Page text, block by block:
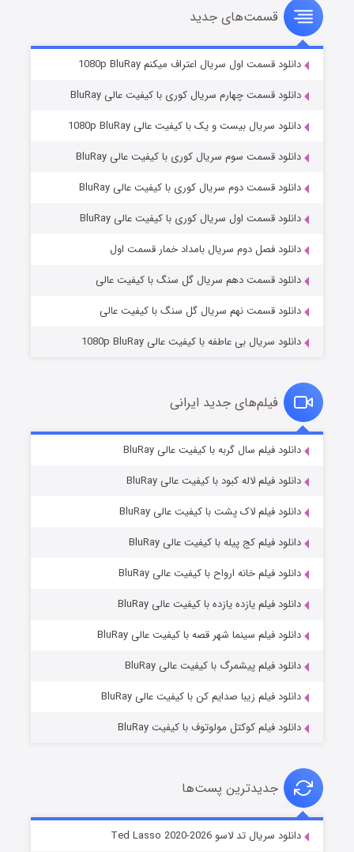
سریال زشت
قسمت۲ (زیرنویس) منتشر شد
مردگان متحرک: شهر مرده ۳
قسمت۲ (زیرنویس) منتشر شد
قسمت۷ (زیرنویس) منتشر شد
خاندان اژدها فصل ۳
قسمت‌های جدید
دانلود قسمت اول سریال اعتراف میکنم 1080p BluRay
دانلود قسمت چهارم سریال کوری با کیفیت عالی BluRay
دانلود سریال بیست و یک با کیفیت عالی 1080p BluRay
دانلود قسمت سوم سریال کوری با کیفیت عالی BluRay
دانلود قسمت دوم سریال کوری با کیفیت عالی BluRay
دانلود قسمت اول سریال کوری با کیفیت عالی BluRay
دانلود فصل دوم سریال بامداد خمار قسمت اول
دانلود قسمت دهم سریال گل سنگ با کیفیت عالی
دانلود قسمت نهم سریال گل سنگ با کیفیت عالی
دانلود سریال بی عاطفه با کیفیت عالی 1080p BluRay
فیلم‌های جدید ایرانی
دانلود فیلم سال گربه با کیفیت عالی BluRay
دانلود فیلم لاله کبود با کیفیت عالی BluRay
دانلود فیلم لاک پشت با کیفیت عالی BluRay
دانلود فیلم کج‌ پیله با کیفیت عالی BluRay
دانلود فیلم خانه ارواح با کیفیت عالی BluRay
دانلود فیلم یازده یازده با کیفیت عالی BluRay
دانلود فیلم سینما شهر قصه با کیفیت عالی BluRay
دانلود فیلم پیشمرگ با کیفیت عالی BluRay
دانلود فیلم زیبا صدایم کن با کیفیت عالی BluRay
دانلود فیلم کوکتل مولوتوف با کیفیت BluRay
جدیدترین پست‌ها
دانلود سریال تد لاسو Ted Lasso 2020-2026